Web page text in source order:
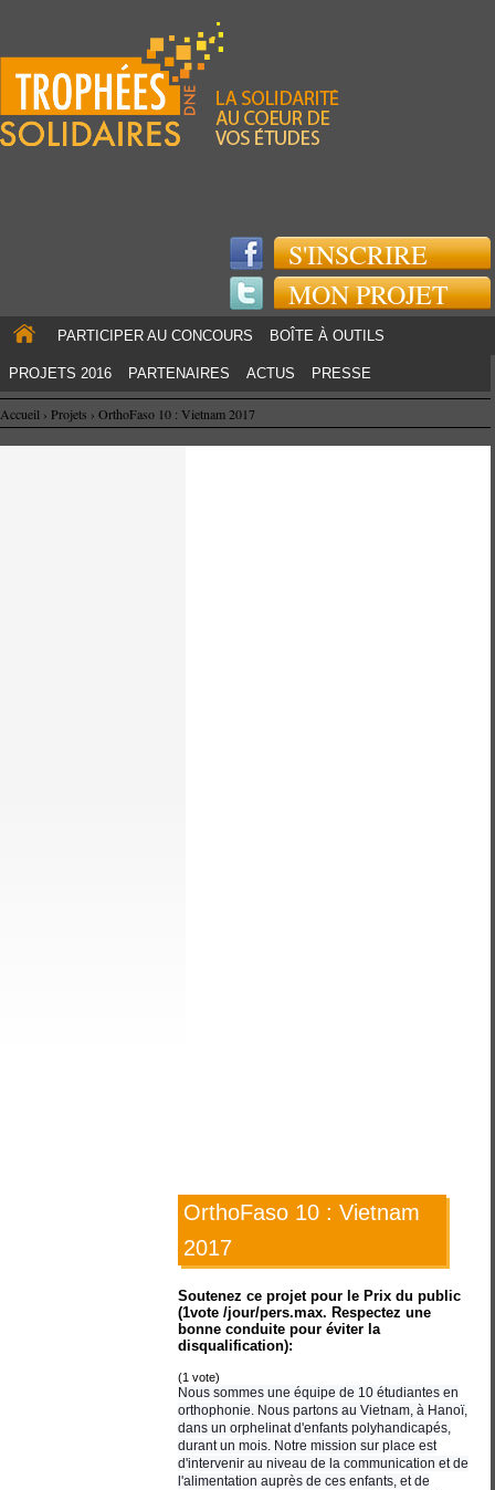
S'INSCRIRE
MON PROJET
PARTICIPER AU CONCOURS BOÎTE À OUTILS
PROJETS 2016 PARTENAIRES ACTUS PRESSE
Accueil › Projets › OrthoFaso 10 : Vietnam 2017
OrthoFaso 10 : Vietnam
2017
Soutenez ce projet pour le Prix du public
(1vote /jour/pers.max. Respectez une
bonne conduite pour éviter la
disqualification):
(1 vote)
Nous sommes une équipe de 10 étudiantes en
orthophonie. Nous partons au Vietnam, à Hanoï,
dans un orphelinat d'enfants polyhandicapés,
durant un mois. Notre mission sur place est
d'intervenir au niveau de la communication et de
l'alimentation auprès de ces enfants, et de